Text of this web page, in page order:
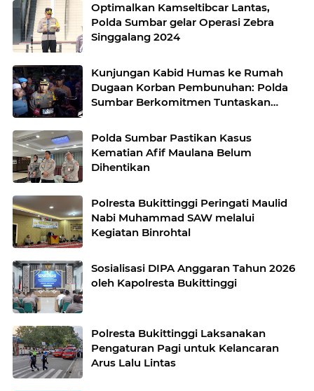
Optimalkan Kamseltibcar Lantas,
Polda Sumbar gelar Operasi Zebra
Singgalang 2024
Kunjungan Kabid Humas ke Rumah
Dugaan Korban Pembunuhan: Polda
Sumbar Berkomitmen Tuntaskan
Polda Sumbar Pastikan Kasus
Kematian Afif Maulana Belum
Dihentikan
Polresta Bukittinggi Peringati Maulid
Nabi Muhammad SAW melalui
Kegiatan Binrohtal
Sosialisasi DIPA Anggaran Tahun 2026
oleh Kapolresta Bukittinggi
Polresta Bukittinggi Laksanakan
Pengaturan Pagi untuk Kelancaran
Arus Lalu Lintas